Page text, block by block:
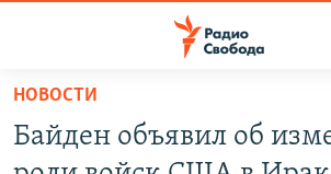
упрощенного
доступа
ПОДКАСТЫ
НОВОСТИ
Байден объявил об